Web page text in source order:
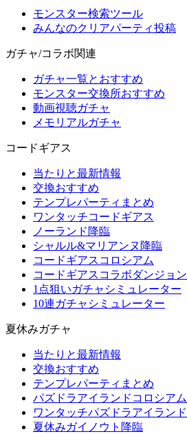
モンスター検索ツール
みんなのクリアパーティ投稿
ガチャ/コラボ関連
ガチャ一覧とおすすめ
モンスター交換所おすすめ
動画視聴ガチャ
メモリアルガチャ
コードギアス
当たりと最新情報
交換おすすめ
テンプレパーティまとめ
ワンタッチコードギアス
ノーランド降臨
シャルル&マリアンヌ降臨
コードギアスコロシアム
コードギアスコラボダンジョン
1点狙いガチャシミュレーター
10連ガチャシミュレーター
夏休みガチャ
当たりと最新情報
交換おすすめ
テンプレパーティまとめ
パズドラアイランドコロシアム
ワンタッチパズドラアイランド
夏休みガイノウト降臨